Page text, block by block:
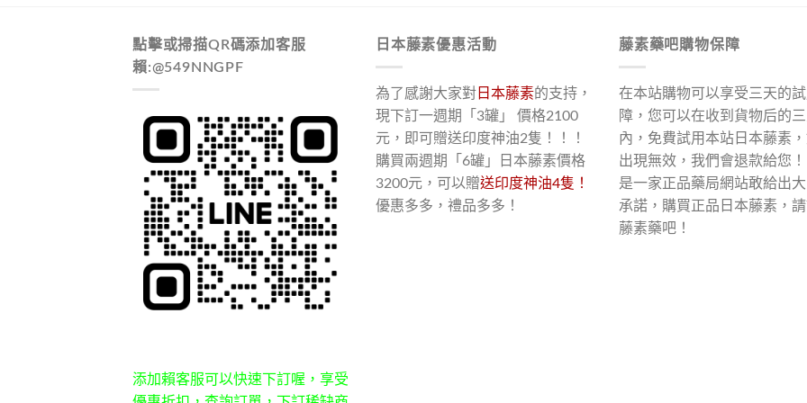
點擊或掃描QR碼添加客服
賴:@549NNGPF
添加賴客服可以快速下訂喔，享受
日本藤素優惠活動
為了感謝大家對 日本藤素的支持，
現下訂一週期「3罐」 價格2100
元，即可贈送印度神油2隻！！！
購買兩週期「6罐」日本藤素價格
3200元，可以贈送印度神油4隻！
優惠多多，禮品多多！
藤素藥吧購物保障
在本站購物可以享受三天的
障，您可以在收到貨物后的
內，免費試用本站日本藤素
出現無效，我們會退款給您
是一家正品藥局網站敢給出
承諾，購買正品日本藤素，
藤素藥吧！